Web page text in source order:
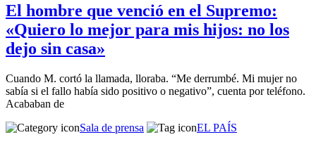
El hombre que venció en el Supremo:
«Quiero lo mejor para mis hijos: no los
dejo sin casa»
Cuando M. cortó la llamada, lloraba. “Me derrumbé. Mi mujer no
sabía si el fallo había sido positivo o negativo”, cuenta por teléfono.
Acababan de
Sala de prensa
EL PAÍS